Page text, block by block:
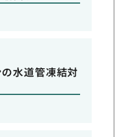
水道管凍結対